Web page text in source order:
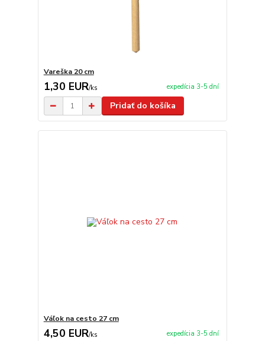
Vareška 20 cm
1,30 EUR/ks expedícia 3-5 dní
Pridať do košíka
Váľok na cesto 27 cm
4,50 EUR/ks expedícia 3-5 dní